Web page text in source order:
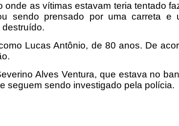
onde as vítimas estavam teria tentado
sendo prensado por uma carreta e
Lucas Antônio, de 80 anos. De
Alves Ventura, que estava no
seguem sendo investigado pela polícia.